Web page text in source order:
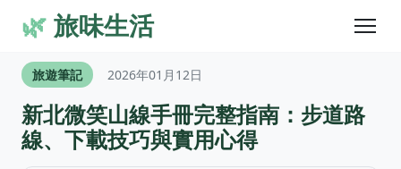
🌿旅味生活
旅遊筆記 2026年01月12日
新北微笑山線手冊完整指南：步道路
線、下載技巧與實用心得